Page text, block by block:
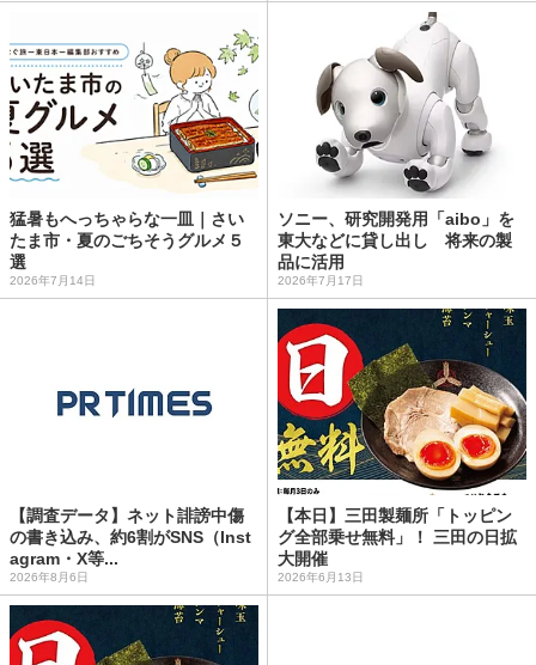
猛暑もへっちゃらな一皿｜さい
たま市・夏のごちそうグルメ５
選
2026年7月14日
ソニー、研究開発用「aibo」を
東大などに貸し出し 将来の製
品に活用
2026年7月17日
【調査データ】ネット誹謗中傷
の書き込み、約6割がSNS（Inst
agram・X等...
2026年8月6日
【本日】三田製麺所「トッピン
グ全部乗せ無料」！ 三田の日拡
大開催
2026年6月13日